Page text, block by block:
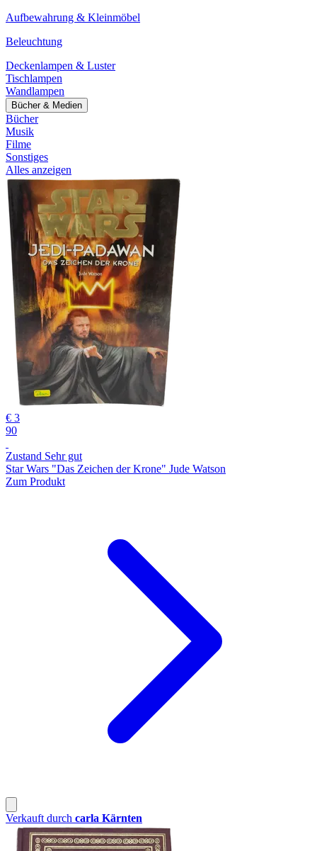
Aufbewahrung & Kleinmöbel
Beleuchtung
Deckenlampen & Luster
Tischlampen
Wandlampen
Bücher & Medien
Bücher
Musik
Filme
Sonstiges
Alles anzeigen
€ 3
90
Zustand Sehr gut
Star Wars "Das Zeichen der Krone" Jude Watson
Zum Produkt
Verkauft durch carla Kärnten